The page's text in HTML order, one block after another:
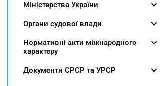
Міністерства України
Органи судової влади
Нормативні акти міжнародного
характеру
Документи СРСР та УРСР